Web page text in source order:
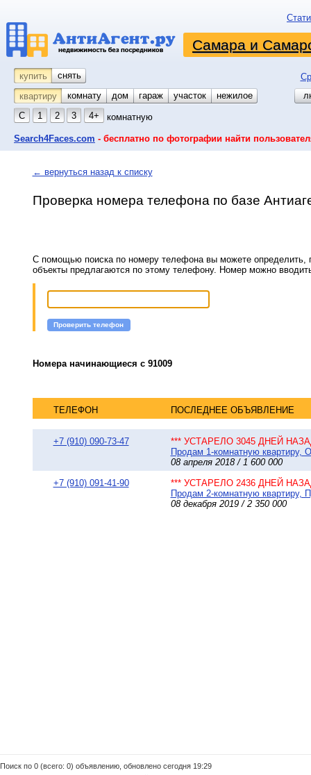
Самара и
купить снять
квартиру
комнату койко-место
дом гараж участок
нежилое
С
1 2 3 4+ комнатную
Search4Faces.com - бесплатно по фотографии найти
← вернуться назад к списку
Проверка номера телефона по базе
С помощью поиска по номеру телефона вы можете определить,
объекты предлагаются по этому телефону. Номер можно
Проверить телефон
Номера начинающиеся с 91009
ТЕЛЕФОН ПОСЛЕДНЕЕ ОБЪЯВЛЕНИЕ
+7 (910) 090-73-47
*** УСТАРЕЛО 3045 ДНЕЙ
Продам 1-комнатную квартиру,
08 апреля 2018 / 1 600 000
+7 (910) 091-41-90
*** УСТАРЕЛО 2436 ДНЕЙ
Продам 2-комнатную квартиру,
08 декабря 2019 / 2 350 000
Поиск по 0 (всего: 0) объявлению, обновлено сегодня 19:29